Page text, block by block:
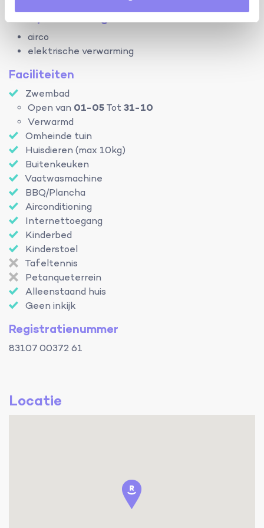
airco/verwarming:
airco
elektrische verwarming
Faciliteiten
Zwembad
Open van 01-05Tot 31-10
Verwarmd
Omheinde tuin
Huisdieren (max 10kg)
Buitenkeuken
Vaatwasmachine
BBQ/Plancha
Airconditioning
Internettoegang
Kinderbed
Kinderstoel
Tafeltennis
Petanqueterrein
Alleenstaand huis
Geen inkijk
Registratienummer
83107 00372 61
Locatie